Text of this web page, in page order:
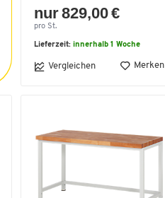
nur 829,00 €
pro St.
Lieferzeit: innerhalb 1 Woche
Vergleichen Merken